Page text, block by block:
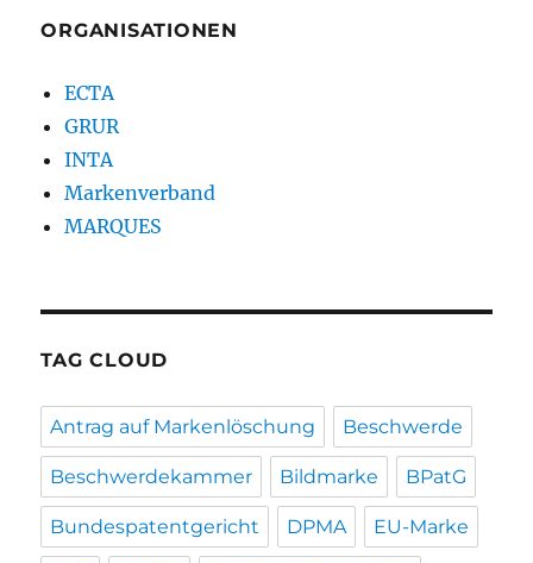
ORGANISATIONEN
ECTA
GRUR
INTA
Markenverband
MARQUES
TAG CLOUD
Antrag auf Markenlöschung Beschwerde
Beschwerdekammer Bildmarke BPatG
Bundespatentgericht DPMA EU-Marke